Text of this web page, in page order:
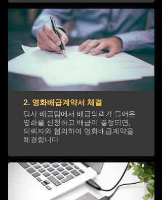
2. 영화배급계약서 체결
당사 배급팀에서 배급의뢰가 들어온
영화를 신청하고 배급이 결정되면,
의뢰자와 협의하여 영화배급계약을
체결합니다.